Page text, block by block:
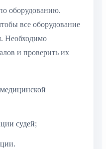
оборудованию.
все оборудование
Необходимо
и проверить их
судей;